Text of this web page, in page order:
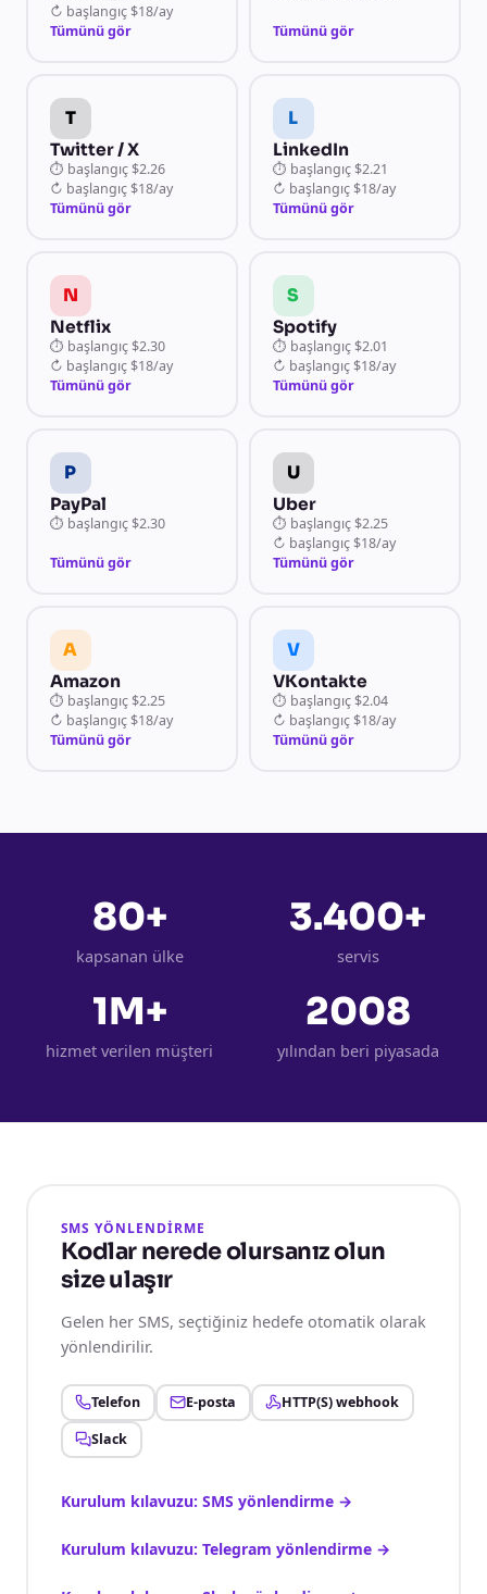
↻ başlangıç $18/ay
Tümünü gör
Tümünü gör
T
Twitter / X
⏱ başlangıç $2.26
↻ başlangıç $18/ay
Tümünü gör
L
LinkedIn
⏱ başlangıç $2.21
↻ başlangıç $18/ay
Tümünü gör
N
Netflix
⏱ başlangıç $2.30
↻ başlangıç $18/ay
Tümünü gör
S
Spotify
⏱ başlangıç $2.01
↻ başlangıç $18/ay
Tümünü gör
P
PayPal
⏱ başlangıç $2.30
Tümünü gör
U
Uber
⏱ başlangıç $2.25
↻ başlangıç $18/ay
Tümünü gör
A
Amazon
⏱ başlangıç $2.25
↻ başlangıç $18/ay
Tümünü gör
V
VKontakte
⏱ başlangıç $2.04
↻ başlangıç $18/ay
Tümünü gör
80+
kapsanan ülke
3.400+
servis
1M+
hizmet verilen müşteri
2008
yılından beri piyasada
SMS YÖNLENDİRME
Kodlar nerede olursanız olun
size ulaşır
Gelen her SMS, seçtiğiniz hedefe otomatik olarak
yönlendirilir.
Telefon E-posta
HTTP(S) webhook
Slack
Kurulum kılavuzu: SMS yönlendirme→
Kurulum kılavuzu: Telegram yönlendirme→